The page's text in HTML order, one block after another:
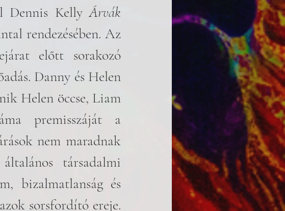
Dennis Kelly Árvák
rendezésében. Az
előtt sorakozó
Danny és Helen
Helen öccse, Liam
premisszáját a
nem maradnak
társadalmi
bizalmatlanság és
sorsfordító ereje.